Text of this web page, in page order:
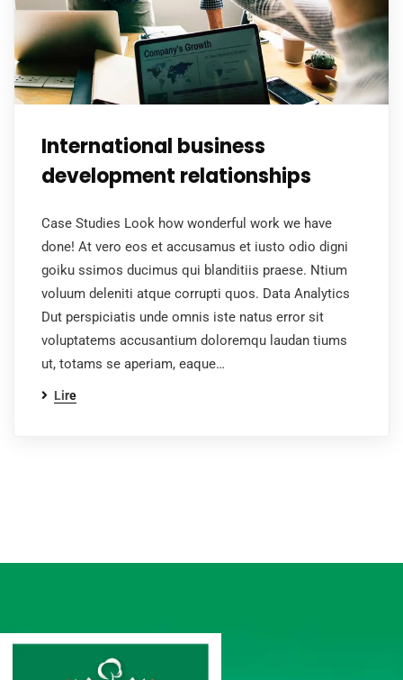
International business
development relationships
Case Studies Look how wonderful work we have
done! At vero eos et accusamus et iusto odio digni
goiku ssimos ducimus qui blanditiis praese. Ntium
voluum deleniti atque corrupti quos. Data Analytics
Dut perspiciatis unde omnis iste natus error sit
voluptatems accusantium doloremqu laudan tiums
ut, totams se aperiam, eaque…
Lire